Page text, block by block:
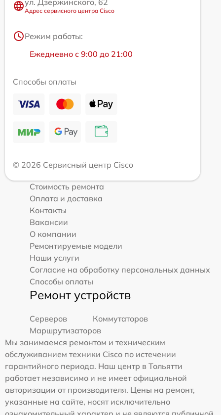
ул. Дзержинского, 62
Адрес сервисного центра Cisco
Режим работы:
Ежедневно с 9:00 до 21:00
Способы оплаты
© 2026 Сервисный центр Cisco
Стоимость ремонта
Оплата и доставка
Контакты
Вакансии
О компании
Ремонтируемые модели
Наши услуги
Согласие на обработку персональных данных
Способы оплаты
Ремонт устройств
Серверов
Коммутаторов
Маршрутизаторов
Мы занимаемся ремонтом и техническим
обслуживанием техники Cisco по истечении
гарантийного периода. Наш центр в Тольятти
работает независимо и не имеет официальной
авторизации от производителя. Цены на ремонт,
указанные на сайте, носят исключительно